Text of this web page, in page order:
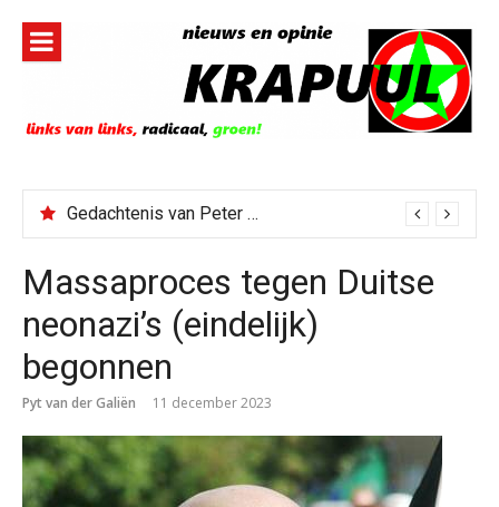
inhoud
Gedachtenis van Peter Faber
Massaproces tegen Duitse
neonazi’s (eindelijk)
begonnen
Pyt van der Galiën 11 december 2023